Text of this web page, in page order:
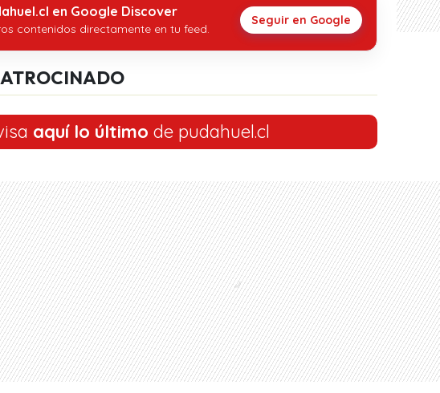
en Google Discover
contenidos directamente en tu feed.
Seguir en Google
aquí lo último de pudahuel.cl